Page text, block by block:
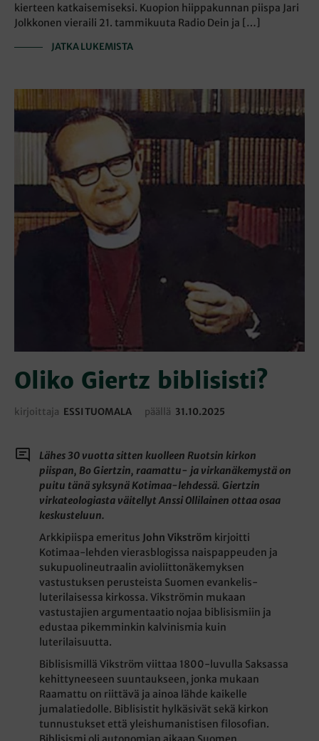
kierteen katkaisemiseksi. Kuopion hiippakunnan piispa Jari
Jolkkonen vieraili 21. tammikuuta Radio Dein ja […]
JATKA LUKEMISTA
Oliko Giertz biblisisti?
kirjoittaja ESSI TUOMALA päällä 31.10.2025
Lähes 30 vuotta sitten kuolleen Ruotsin kirkon
piispan, Bo Giertzin, raamattu- ja virkanäkemystä on
puitu tänä syksynä Kotimaa-lehdessä. Giertzin
virkateologiasta väitellyt Anssi Ollilainen ottaa osaa
keskusteluun.
Arkkipiispa emeritus John Vikström kirjoitti
Kotimaa-lehden vierasblogissa naispappeuden ja
sukupuolineutraalin avioliittonäkemyksen
vastustuksen perusteista Suomen evankelis-
luterilaisessa kirkossa. Vikströmin mukaan
vastustajien argumentaatio nojaa biblisismiin ja
edustaa pikemminkin kalvinismia kuin
luterilaisuutta.
Biblisismillä Vikström viittaa 1800-luvulla Saksassa
kehittyneeseen suuntaukseen, jonka mukaan
Raamattu on riittävä ja ainoa lähde kaikelle
jumalatiedolle. Biblisistit hylkäsivät sekä kirkon
tunnustukset että yleishumanistisen filosofian.